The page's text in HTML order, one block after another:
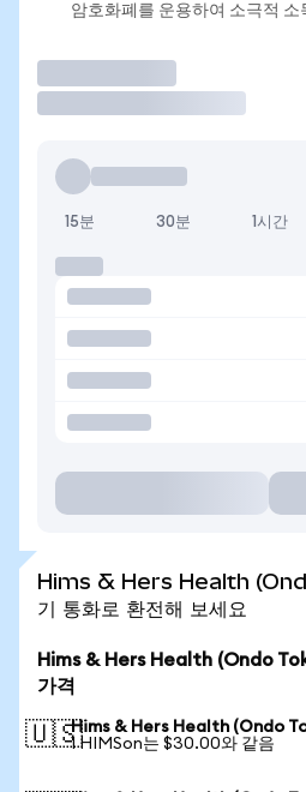
암호화폐를 운용하여 소극적 소
15분 30분 1시간
Hims & Hers Health
기 통화로 환전해 보세요
Hims & Hers Health (Ondo
가격
🇺🇸Hims & Hers Health (Ondo
1 HIMSon는 $30.00와 같음